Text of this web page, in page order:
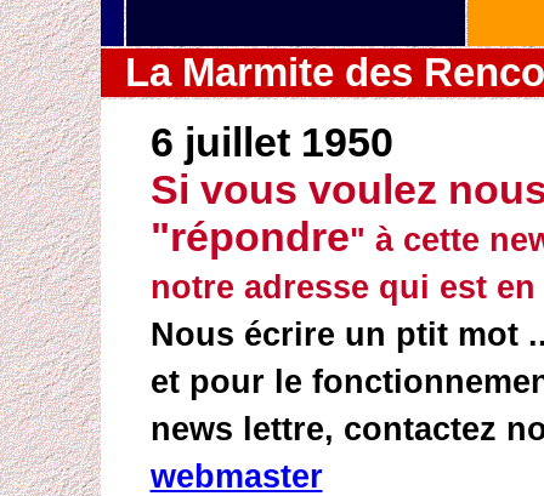
La Marmite des
6 juillet 1950
Si vous voulez
"répondre" à cette
notre adresse qui est
Nous écrire un ptit mot
et pour le
news lettre, contactez
webmaster